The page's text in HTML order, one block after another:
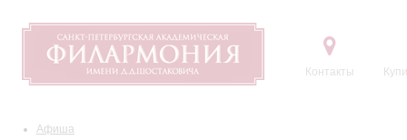
Контакты
Афиша